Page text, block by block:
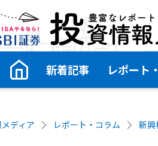
新着記事 レポート
ディア レポート・コラム 新興